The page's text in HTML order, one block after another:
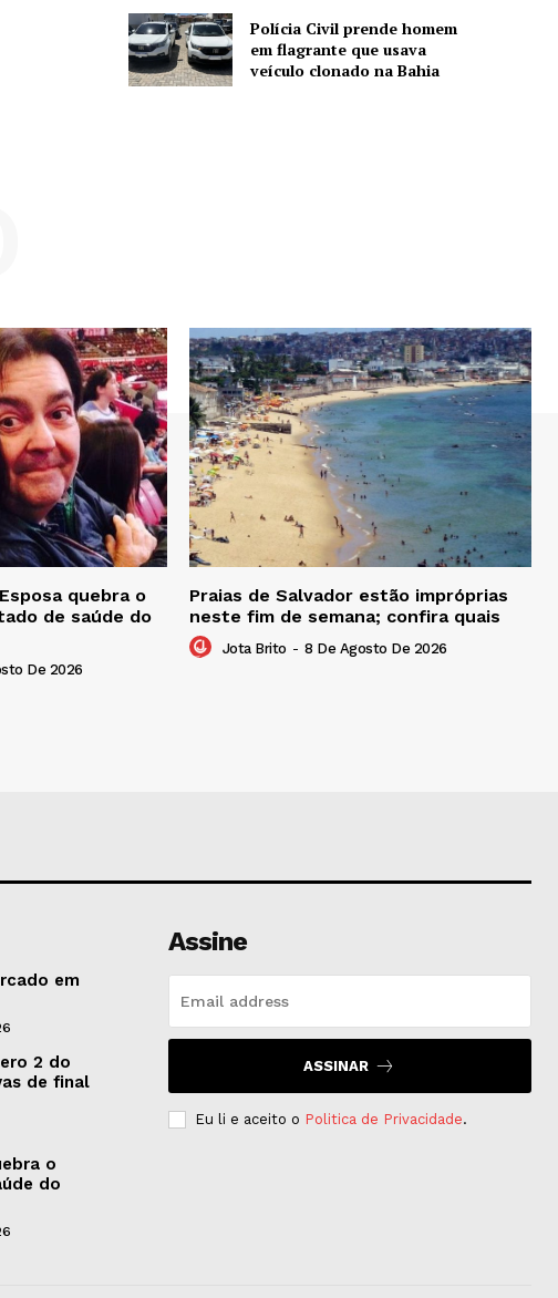
Polícia Civil prende homem
em flagrante que usava
veículo clonado na Bahia
quebra o
de saúde do
De 2026
Praias de Salvador estão impróprias
neste fim de semana; confira quais
Jota Brito - 8 De Agosto De 2026
em
2 do
de final
o
do
Assine
ASSINAR
Eu li e aceito o Politica de Privacidade.